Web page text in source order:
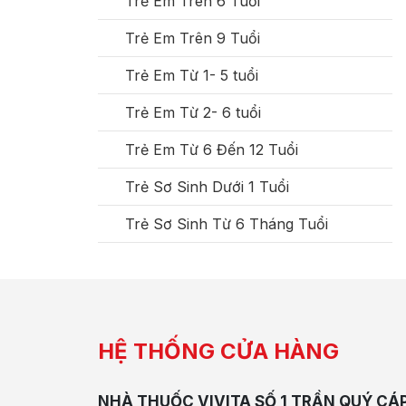
Trẻ Em Trên 9 Tuổi
Trẻ Em Từ 1- 5 tuổi
Trẻ Em Từ 2- 6 tuổi
Trẻ Em Từ 6 Đến 12 Tuổi
Trẻ Sơ Sinh Dưới 1 Tuổi
Trẻ Sơ Sinh Từ 6 Tháng Tuổi
HỆ THỐNG CỬA HÀNG
NHÀ THUỐC VIVITA SỐ 1 TRẦN QUÝ